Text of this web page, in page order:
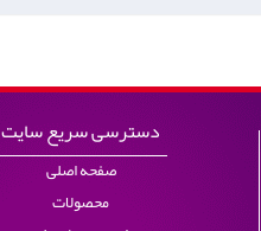
دسترسی سریع سایت
صفحه اصلی
محصولات